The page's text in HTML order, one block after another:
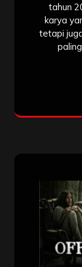
tahun
karya
tetapi